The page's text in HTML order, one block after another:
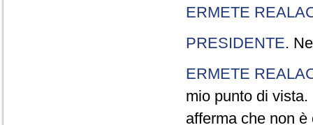
ERMETE
PRESIDENTE.
ERMETE
mio punto di
afferma che non